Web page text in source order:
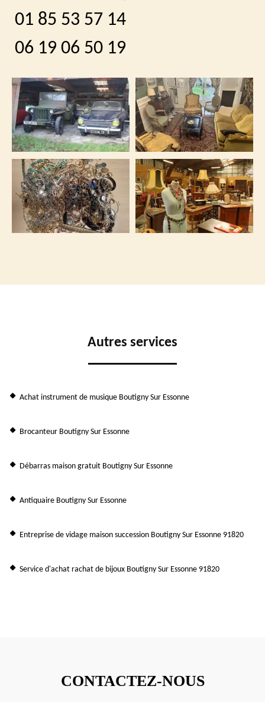
01 85 53 57 14
06 19 06 50 19
Autres services
Achat instrument de musique Boutigny Sur Essonne
Brocanteur Boutigny Sur Essonne
Débarras maison gratuit Boutigny Sur Essonne
Antiquaire Boutigny Sur Essonne
Entreprise de vidage maison succession Boutigny Sur Essonne 91820
Service d'achat rachat de bijoux Boutigny Sur Essonne 91820
CONTACTEZ-NOUS